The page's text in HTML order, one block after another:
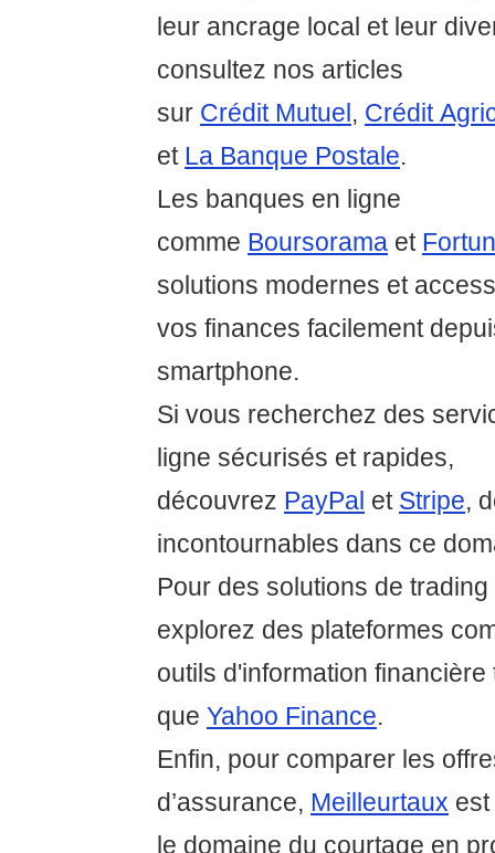
leur ancrage local et leur
consultez nos articles
sur Crédit Mutuel , Crédit
et La Banque Postale.
Les banques en ligne
comme Boursorama et
solutions modernes et
vos finances facilement
smartphone.
Si vous recherchez des
ligne sécurisés et rapides,
découvrez PayPal et Stripe,
incontournables dans ce
Pour des solutions de
explorez des plateformes
outils d'information financière
que Yahoo Finance.
Enfin, pour comparer les
d’assurance, Meilleurtaux
le domaine du courtage en